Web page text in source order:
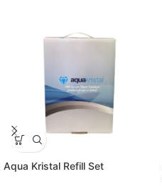
Aqua Kristal Refill Set